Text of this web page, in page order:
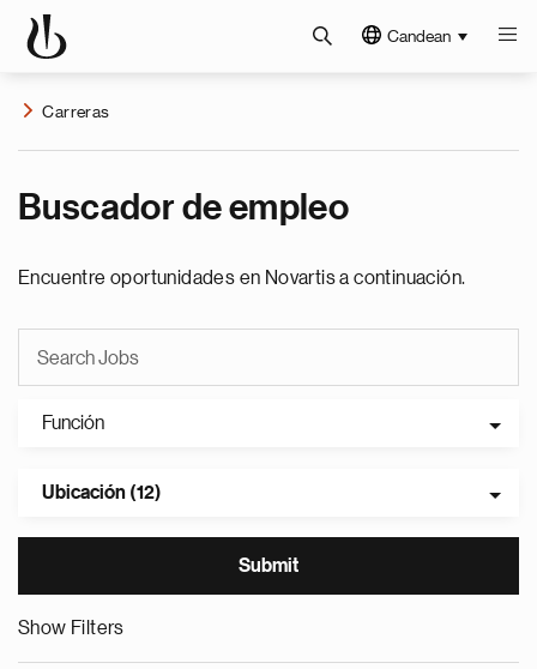
Candean
Carreras
Buscador de empleo
Encuentre oportunidades en Novartis a continuación.
Función
Ubicación (12)
Show Filters